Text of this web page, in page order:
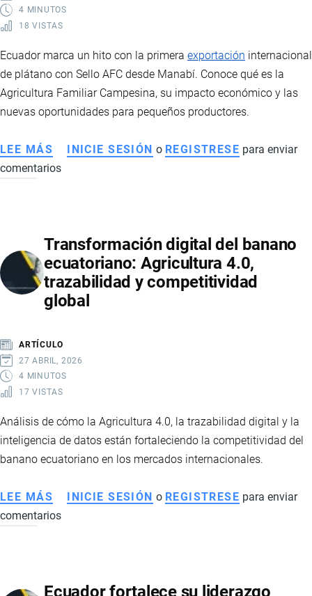
4 MINUTOS
18 VISTAS
Ecuador marca un hito con la primera exportación internacional
de plátano con Sello AFC desde Manabí. Conoce qué es la
Agricultura Familiar Campesina, su impacto económico y las
nuevas oportunidades para pequeños productores.
LEE MÁS SOBRE
ECUADOR
EXPORTACIÓN
DE
PLÁTANO
CON
FORTALECE
A
AGRICULTURA
INICIE SESIÓN o REGISTRESE para enviar
comentarios
Transformación digital del banano
ecuatoriano: Agricultura 4.0,
trazabilidad y competitividad
global
ARTÍCULO
27 ABRIL, 2026
4 MINUTOS
17 VISTAS
Análisis de cómo la Agricultura 4.0, la trazabilidad digital y la
inteligencia de datos están fortaleciendo la competitividad del
banano ecuatoriano en los mercados internacionales.
LEE MÁS SOBRE
TRANSFORMACIÓN
ECUATORIANO:
INICIE SESIÓN o REGISTRESE para enviar
comentarios
Ecuador fortalece su liderazgo